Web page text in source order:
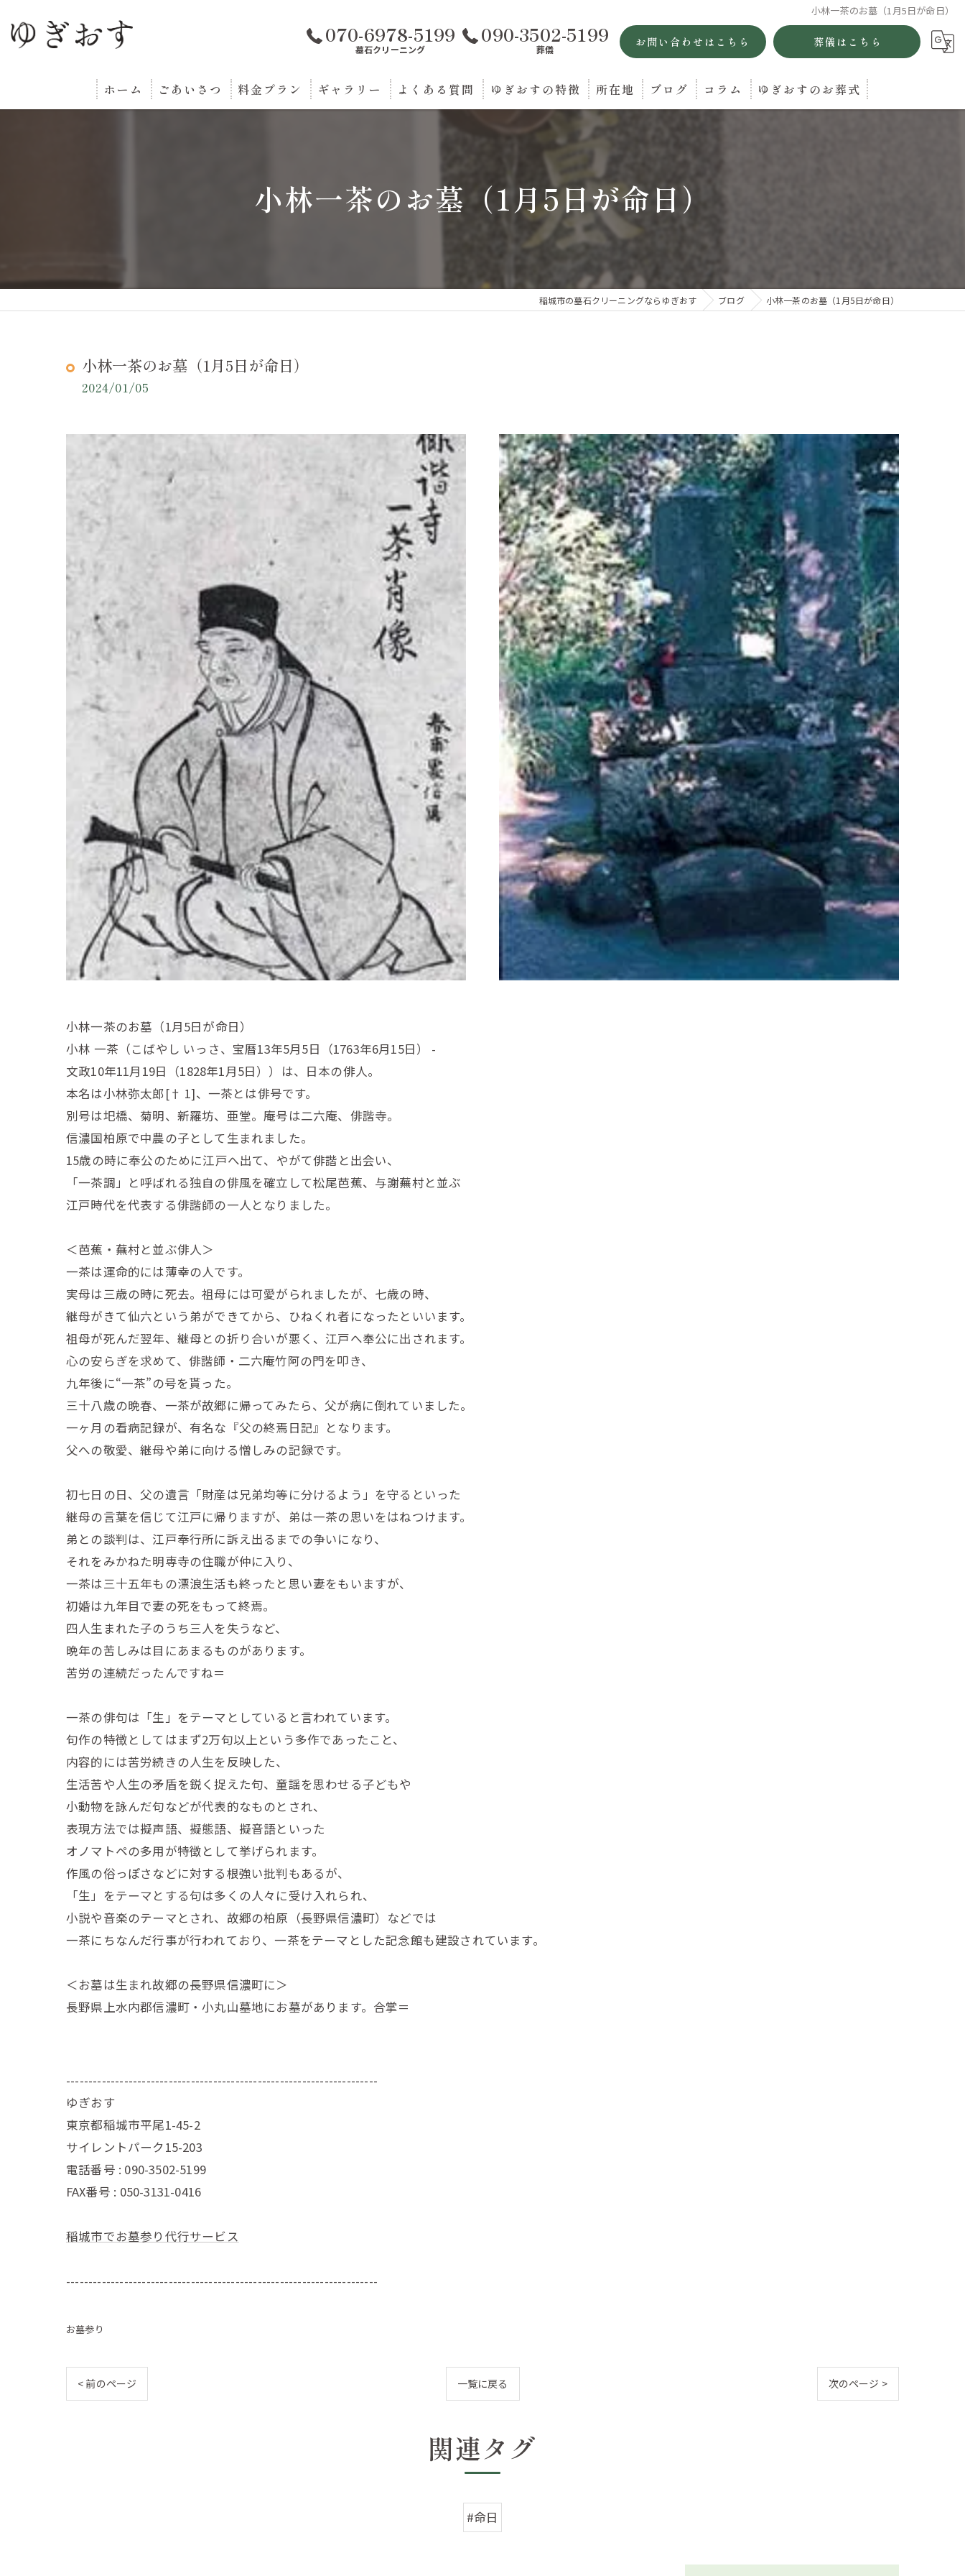
小林一茶のお墓（1月5日が命日）
070-6978-5199
墓石クリーニング
090-3502-5199
葬儀
お問い合わせはこちら 葬儀はこちら
ホーム ごあいさつ 料金プラン ギャラリー よくある質問 ゆぎおすの特徴
法要
所在地 ブログ コラム ゆぎおすのお葬式
小林一茶のお墓（1月5日が命日）
稲城市の墓石クリーニングならゆぎおす ブログ 小林一茶のお墓（1月5日が命日）
小林一茶のお墓（1月5日が命日）
2024/01/05
小林一茶のお墓（1月5日が命日）
小林 一茶（こばやし いっさ、宝暦13年5月5日（1763年6月15日） -
文政10年11月19日（1828年1月5日））は、日本の俳人。
本名は小林弥太郎[† 1]、一茶とは俳号です。
別号は圯橋、菊明、新羅坊、亜堂。庵号は二六庵、俳諧寺。
信濃国柏原で中農の子として生まれました。
15歳の時に奉公のために江戸へ出て、やがて俳諧と出会い、
「一茶調」と呼ばれる独自の俳風を確立して松尾芭蕉、与謝蕪村と並ぶ
江戸時代を代表する俳諧師の一人となりました。
＜芭蕉・蕪村と並ぶ俳人＞
一茶は運命的には薄幸の人です。
実母は三歳の時に死去。祖母には可愛がられましたが、七歳の時、
継母がきて仙六という弟ができてから、ひねくれ者になったといいます。
祖母が死んだ翌年、継母との折り合いが悪く、江戸へ奉公に出されます。
心の安らぎを求めて、俳諧師・二六庵竹阿の門を叩き、
九年後に“一茶”の号を貰った。
三十八歳の晩春、一茶が故郷に帰ってみたら、父が病に倒れていました。
一ヶ月の看病記録が、有名な『父の終焉日記』となります。
父への敬愛、継母や弟に向ける憎しみの記録です。
初七日の日、父の遺言「財産は兄弟均等に分けるよう」を守るといった
継母の言葉を信じて江戸に帰りますが、弟は一茶の思いをはねつけます。
弟との談判は、江戸奉行所に訴え出るまでの争いになり、
それをみかねた明専寺の住職が仲に入り、
一茶は三十五年もの漂浪生活も終ったと思い妻をもいますが、
初婚は九年目で妻の死をもって終焉。
四人生まれた子のうち三人を失うなど、
晩年の苦しみは目にあまるものがあります。
苦労の連続だったんですね＝
一茶の俳句は「生」をテーマとしていると言われています。
句作の特徴としてはまず2万句以上という多作であったこと、
内容的には苦労続きの人生を反映した、
生活苦や人生の矛盾を鋭く捉えた句、童謡を思わせる子どもや
小動物を詠んだ句などが代表的なものとされ、
表現方法では擬声語、擬態語、擬音語といった
オノマトペの多用が特徴として挙げられます。
作風の俗っぽさなどに対する根強い批判もあるが、
「生」をテーマとする句は多くの人々に受け入れられ、
小説や音楽のテーマとされ、故郷の柏原（長野県信濃町）などでは
一茶にちなんだ行事が行われており、一茶をテーマとした記念館も建設されています。
＜お墓は生まれ故郷の長野県信濃町に＞
長野県上水内郡信濃町・小丸山墓地にお墓があります。合掌＝
----------------------------------------------------------------------
ゆぎおす
東京都稲城市平尾1-45-2
サイレントパーク15-203
電話番号 : 090-3502-5199
FAX番号 : 050-3131-0416
稲城市でお墓参り代行サービス
----------------------------------------------------------------------
お墓参り
< 前のページ 一覧に戻る 次のページ >
関連タグ
#命日